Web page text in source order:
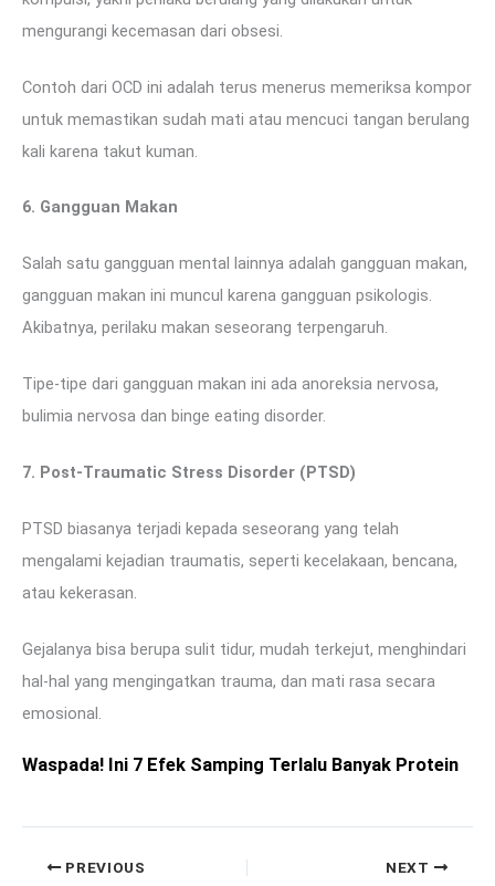
mengurangi kecemasan dari obsesi.
Contoh dari OCD ini adalah terus menerus memeriksa kompor
untuk memastikan sudah mati atau mencuci tangan berulang
kali karena takut kuman.
6. Gangguan Makan
Salah satu gangguan mental lainnya adalah gangguan makan,
gangguan makan ini muncul karena gangguan psikologis.
Akibatnya, perilaku makan seseorang terpengaruh.
Tipe-tipe dari gangguan makan ini ada anoreksia nervosa,
bulimia nervosa dan binge eating disorder.
7. Post-Traumatic Stress Disorder (PTSD)
PTSD biasanya terjadi kepada seseorang yang telah
mengalami kejadian traumatis, seperti kecelakaan, bencana,
atau kekerasan.
Gejalanya bisa berupa sulit tidur, mudah terkejut, menghindari
hal-hal yang mengingatkan trauma, dan mati rasa secara
emosional.
Waspada! Ini 7 Efek Samping Terlalu Banyak Protein
PREVIOUS NEXT